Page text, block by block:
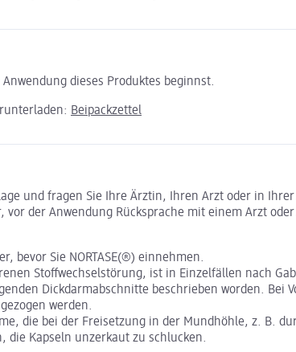
dieses Produktes beginnst.
Beipackzettel
und fragen Sie Ihre Ärztin, Ihren Arzt oder in
der Anwendung Rücksprache mit einem Arzt
bevor Sie NORTASE(®) einnehmen.
Stoffwechselstörung, ist in Einzelfällen nach
Dickdarmabschnitte beschrieben worden.
werden.
die bei der Freisetzung in der Mundhöhle, z. B.
die Kapseln unzerkaut zu schlucken.